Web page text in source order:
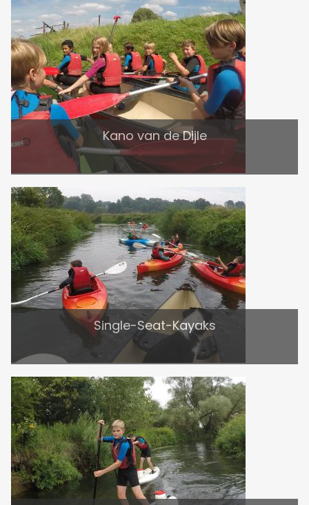
Kano van de Dijle
Single-Seat-Kayaks